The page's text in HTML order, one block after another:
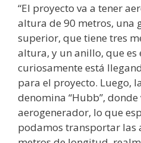
“El proyecto va a tener
altura de 90 metros, una
superior, que tiene tres
altura, y un anillo, que es
curiosamente está
para el proyecto. Luego,
denomina “Hubb”,
aerogenerador, lo que
podamos transportar las